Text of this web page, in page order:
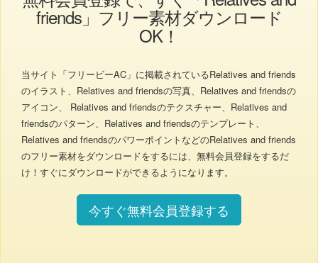
friends」フリー素材ダウンロード
OK！
当サイト「フリービーAC」に掲載されているRelatives and friends
のイラスト、Relatives and friendsの写真、Relatives and friendsの
アイコン、 Relatives and friendsのテクスチャー、Relatives and
friendsのパターン、Relatives and friendsのテンプレート、
Relatives and friendsのパワーポイントなどのRelatives and friends
のフリー素材をダウンロードをするには、無料会員登録をするだ
け！すぐにダウンロードができるようになります。
今すぐ無料会員登録する